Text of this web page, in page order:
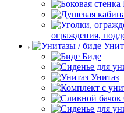
ограждения,
Биде
Унитаз